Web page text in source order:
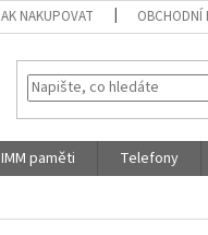
NAKUPOVAT OBCHODNÍ
paměti Telefony